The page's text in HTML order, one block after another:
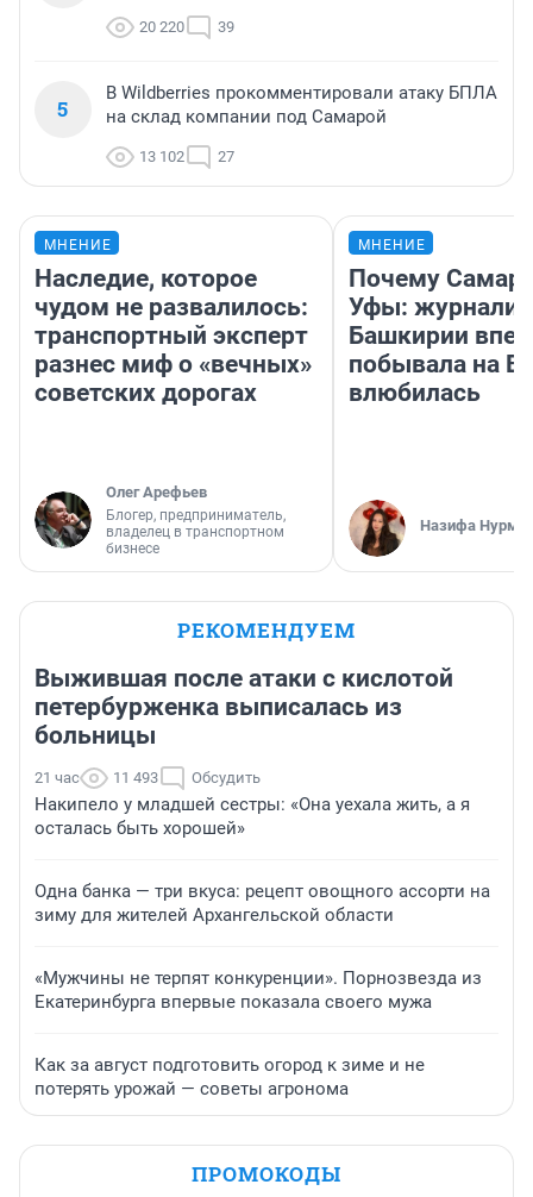
20 220 39
5
В Wildberries прокомментировали атаку БПЛА
на склад компании под Самарой
13 102 27
МНЕНИЕ
Наследие, которое
чудом не развалилось:
транспортный эксперт
разнес миф о «вечных»
советских дорогах
Олег Арефьев
Блогер, предприниматель,
владелец в транспортном
бизнесе
МНЕНИЕ
Почему
Уфы:
Башкирии
побывала на
влюбилась
Назифа
РЕКОМЕНДУЕМ
Выжившая после атаки с кислотой
петербурженка выписалась из
больницы
21 час 11 493 Обсудить
Накипело у младшей сестры: «Она уехала жить, а я
осталась быть хорошей»
Одна банка — три вкуса: рецепт овощного ассорти на
зиму для жителей Архангельской области
«Мужчины не терпят конкуренции». Порнозвезда из
Екатеринбурга впервые показала своего мужа
Как за август подготовить огород к зиме и не
потерять урожай — советы агронома
ПРОМОКОДЫ